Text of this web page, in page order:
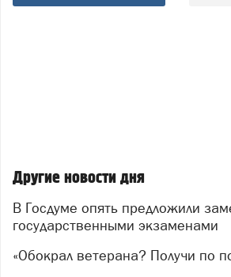
Другие новости дня
В Госдуме опять предложили заменить ЕГЭ
государственными экзаменами
«Обокрал ветерана? Получи по